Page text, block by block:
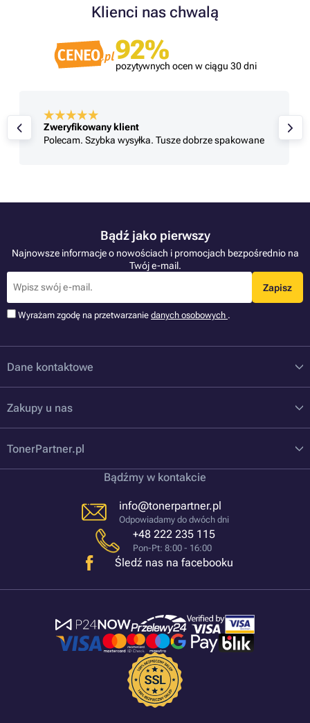
Klienci nas chwalą
92%
pozytywnych ocen w ciągu 30 dni
Zweryfikowany klient
Polecam. Szybka wysyłka. Tusze dobrze spakowane
Bądź jako pierwszy
Najnowsze informacje o nowościach i promocjach bezpośrednio na
Twój e-mail.
Zapisz
Wyrażam zgodę na przetwarzanie danych osobowych .
Dane kontaktowe
Zakupy u nas
TonerPartner.pl
Bądźmy w kontakcie
info@tonerpartner.pl
Odpowiadamy do dwóch dni
+48 222 235 115
Pon-Pt: 8:00 - 16:00
Śledź nas na facebooku